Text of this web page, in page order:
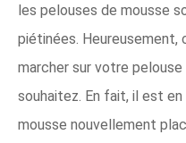
les pelouses de mousse
piétinées. Heureusement,
marcher sur votre
souhaitez. En fait, il est
mousse nouvellement